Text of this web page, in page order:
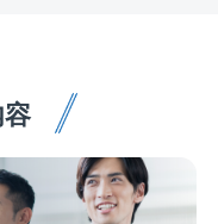
の学びで成長いた
務の限定はござい